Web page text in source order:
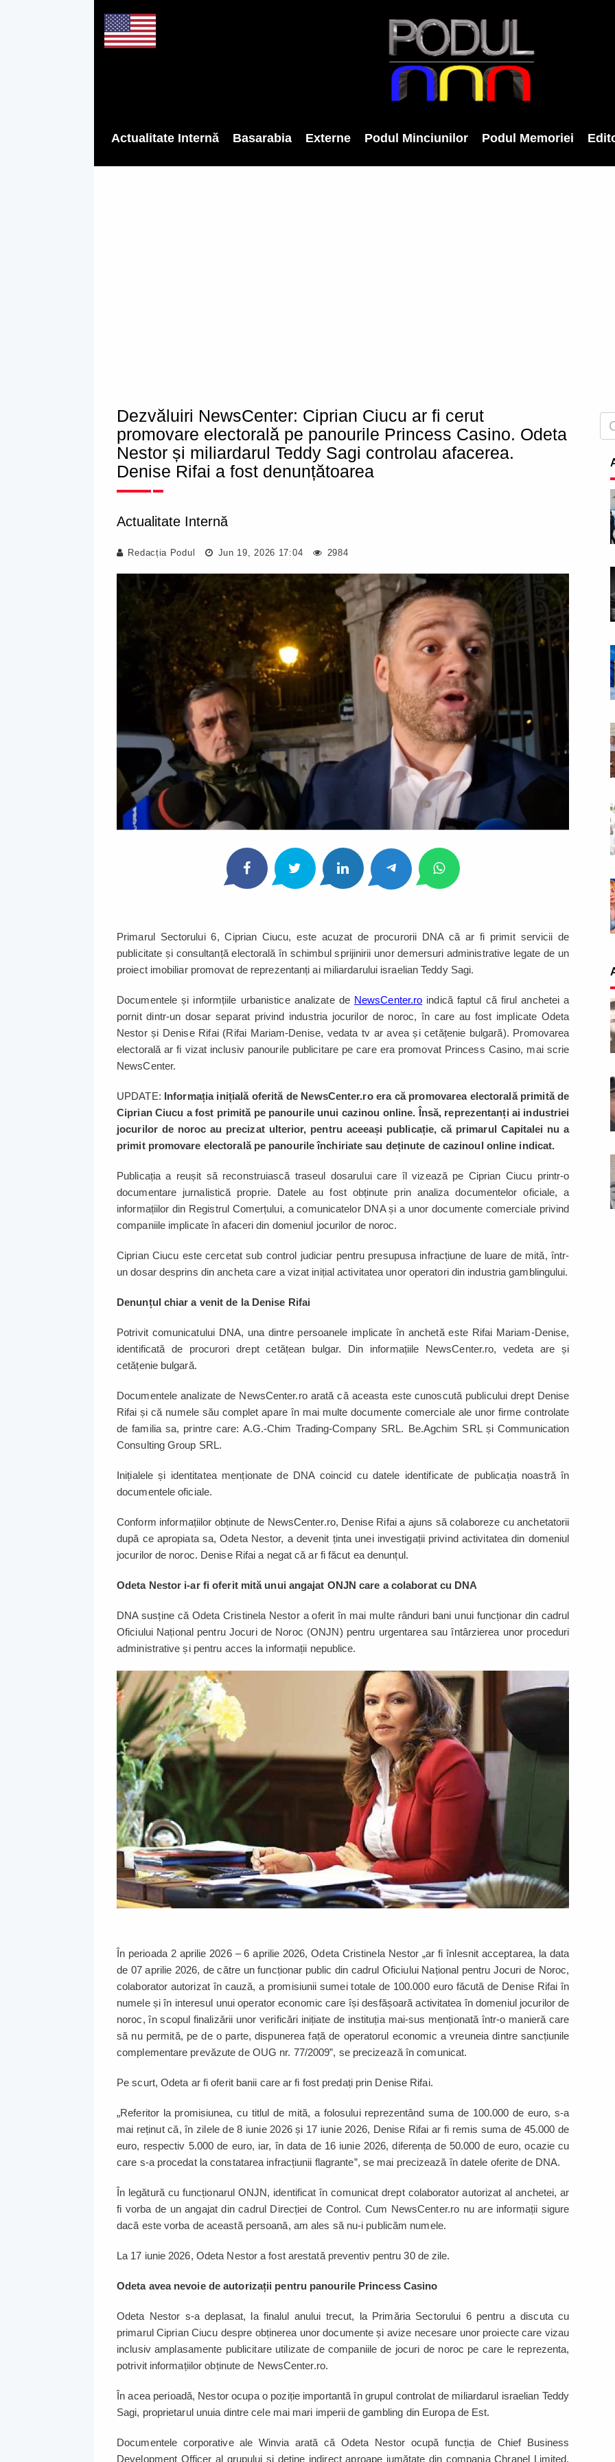
Actualitate Internă Basarabia Externe Podul Minciunilor Podul Memoriei
Dezvăluiri NewsCenter: Ciprian Ciucu ar fi cerut
promovare electorală pe panourile Princess Casino. Odeta
Nestor și miliardarul Teddy Sagi controlau afacerea.
Denise Rifai a fost denunțătoarea
Actualitate Internă
Redacția Podul Jun 19, 2026 17:04 2984
Primarul Sectorului 6, Ciprian Ciucu, este acuzat de procurorii DNA că ar fi primit servicii de
publicitate și consultanță electorală în schimbul sprijinirii unor demersuri administrative legate de un
proiect imobiliar promovat de reprezentanți ai miliardarului israelian Teddy Sagi.
Documentele și informțiile urbanistice analizate de NewsCenter.ro indică faptul că firul anchetei a
pornit dintr-un dosar separat privind industria jocurilor de noroc, în care au fost implicate Odeta
Nestor și Denise Rifai (Rifai Mariam-Denise, vedata tv ar avea și cetățenie bulgară). Promovarea
electorală ar fi vizat inclusiv panourile publicitare pe care era promovat Princess Casino, mai scrie
NewsCenter.
UPDATE: Informația inițială oferită de NewsCenter.ro era că promovarea electorală primită de
Ciprian Ciucu a fost primită pe panourile unui cazinou online. Însă, reprezentanți ai industriei
jocurilor de noroc au precizat ulterior, pentru aceeași publicație, că primarul Capitalei nu a
primit promovare electorală pe panourile închiriate sau deținute de cazinoul online indicat.
Publicația a reușit să reconstruiască traseul dosarului care îl vizează pe Ciprian Ciucu printr-o
documentare jurnalistică proprie. Datele au fost obținute prin analiza documentelor oficiale, a
informațiilor din Registrul Comerțului, a comunicatelor DNA și a unor documente comerciale privind
companiile implicate în afaceri din domeniul jocurilor de noroc.
Ciprian Ciucu este cercetat sub control judiciar pentru presupusa infracțiune de luare de mită, într-
un dosar desprins din ancheta care a vizat inițial activitatea unor operatori din industria gamblingului.
Denunțul chiar a venit de la Denise Rifai
Potrivit comunicatului DNA, una dintre persoanele implicate în anchetă este Rifai Mariam-Denise,
identificată de procurori drept cetățean bulgar. Din informațiile NewsCenter.ro, vedeta are și
cetățenie bulgară.
Documentele analizate de NewsCenter.ro arată că aceasta este cunoscută publicului drept Denise
Rifai și că numele său complet apare în mai multe documente comerciale ale unor firme controlate
de familia sa, printre care: A.G.-Chim Trading-Company SRL. Be.Agchim SRL și Communication
Consulting Group SRL.
Inițialele și identitatea menționate de DNA coincid cu datele identificate de publicația noastră în
documentele oficiale.
Conform informațiilor obținute de NewsCenter.ro, Denise Rifai a ajuns să colaboreze cu anchetatorii
după ce apropiata sa, Odeta Nestor, a devenit ținta unei investigații privind activitatea din domeniul
jocurilor de noroc. Denise Rifai a negat că ar fi făcut ea denunțul.
Odeta Nestor i-ar fi oferit mită unui angajat ONJN care a colaborat cu DNA
DNA susține că Odeta Cristinela Nestor a oferit în mai multe rânduri bani unui funcționar din cadrul
Oficiului Național pentru Jocuri de Noroc (ONJN) pentru urgentarea sau întârzierea unor proceduri
administrative și pentru acces la informații nepublice.
În perioada 2 aprilie 2026 – 6 aprilie 2026, Odeta Cristinela Nestor „ar fi înlesnit acceptarea, la data
de 07 aprilie 2026, de către un funcționar public din cadrul Oficiului Național pentru Jocuri de Noroc,
colaborator autorizat în cauză, a promisiunii sumei totale de 100.000 euro făcută de Denise Rifai în
numele și în interesul unui operator economic care își desfășoară activitatea în domeniul jocurilor de
noroc, în scopul finalizării unor verificări inițiate de instituția mai-sus menționată într-o manieră care
să nu permită, pe de o parte, dispunerea față de operatorul economic a vreuneia dintre sancțiunile
complementare prevăzute de OUG nr. 77/2009”, se precizează în comunicat.
Pe scurt, Odeta ar fi oferit banii care ar fi fost predați prin Denise Rifai.
„Referitor la promisiunea, cu titlul de mită, a folosului reprezentând suma de 100.000 de euro, s-a
mai reținut că, în zilele de 8 iunie 2026 și 17 iunie 2026, Denise Rifai ar fi remis suma de 45.000 de
euro, respectiv 5.000 de euro, iar, în data de 16 iunie 2026, diferența de 50.000 de euro, ocazie cu
care s-a procedat la constatarea infracțiunii flagrante”, se mai precizează în datele oferite de DNA.
În legătură cu funcționarul ONJN, identificat în comunicat drept colaborator autorizat al anchetei, ar
fi vorba de un angajat din cadrul Direcției de Control. Cum NewsCenter.ro nu are informații sigure
dacă este vorba de această persoană, am ales să nu-i publicăm numele.
La 17 iunie 2026, Odeta Nestor a fost arestată preventiv pentru 30 de zile.
Odeta avea nevoie de autorizații pentru panourile Princess Casino
Odeta Nestor s-a deplasat, la finalul anului trecut, la Primăria Sectorului 6 pentru a discuta cu
primarul Ciprian Ciucu despre obținerea unor documente și avize necesare unor proiecte care vizau
inclusiv amplasamente publicitare utilizate de companiile de jocuri de noroc pe care le reprezenta,
potrivit informațiilor obținute de NewsCenter.ro.
În acea perioadă, Nestor ocupa o poziție importantă în grupul controlat de miliardarul israelian Teddy
Sagi, proprietarul unuia dintre cele mai mari imperii de gambling din Europa de Est.
Documentele corporative ale Winvia arată că Odeta Nestor ocupă funcția de Chief Business
Development Officer al grupului și deține indirect aproape jumătate din compania Chranel Limited,